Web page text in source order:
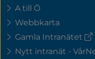
A till Ö
Webbkarta
Gamla Intranätet
Nytt intranät -